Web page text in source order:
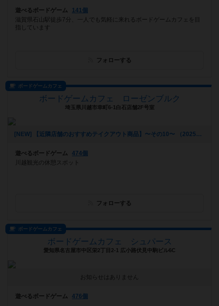
遊べるボードゲーム
141個
滋賀県石山駅徒歩7分、一人でも気軽に来れるボードゲームカフェを目
指しています
フォローする
ボードゲームカフェ
ボードゲームカフェ ローゼンブルク
埼玉県川越市幸町6-1白石店舗2F号室
[NEW] 【近隣店舗のおすすめテイクアウト商品】〜その10〜 （2025年07月11日 15時03分）
遊べるボードゲーム
474個
川越観光の休憩スポット
フォローする
ボードゲームカフェ
ボードゲームカフェ シュパース
愛知県名古屋市中区栄2丁目2-1 広小路伏見中駒ビル6C
お知らせはありません
遊べるボードゲーム 476個